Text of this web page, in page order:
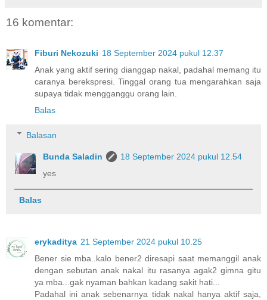
16 komentar:
Fiburi Nekozuki 18 September 2024 pukul 12.37
Anak yang aktif sering dianggap nakal, padahal memang itu
caranya berekspresi. Tinggal orang tua mengarahkan saja
supaya tidak mengganggu orang lain.
Balas
Balasan
Bunda Saladin
18 September 2024 pukul 12.54
yes
Balas
erykaditya 21 September 2024 pukul 10.25
Bener sie mba..kalo bener2 diresapi saat memanggil anak
dengan sebutan anak nakal itu rasanya agak2 gimna gitu
ya mba...gak nyaman bahkan kadang sakit hati...
Padahal ini anak sebenarnya tidak nakal hanya aktif saja,